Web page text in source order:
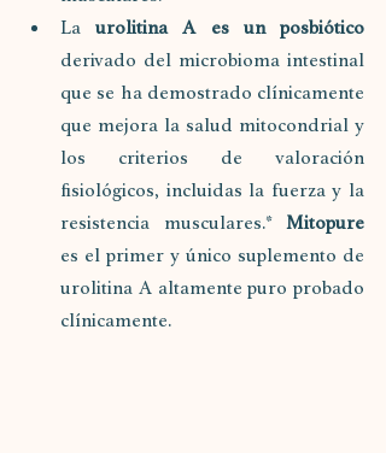
La urolitina A es un posbiótico
derivado del microbioma intestinal
que se ha demostrado clínicamente
que mejora la salud mitocondrial y
los criterios de valoración
fisiológicos, incluidas la fuerza y ​​la
resistencia musculares.*
es el primer y único suplemento de
urolitina A altamente puro probado
clínicamente.